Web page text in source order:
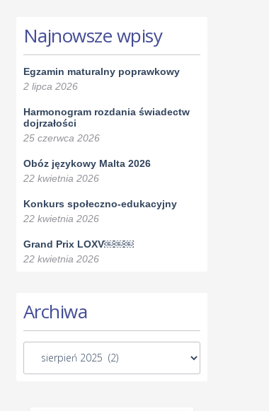
Najnowsze wpisy
Egzamin maturalny poprawkowy
2 lipca 2026
Harmonogram rozdania świadectw
dojrzałości
25 czerwca 2026
Obóz językowy Malta 2026
22 kwietnia 2026
Konkurs społeczno-edukacyjny
22 kwietnia 2026
Grand Prix LOXV￼￼￼
22 kwietnia 2026
Archiwa